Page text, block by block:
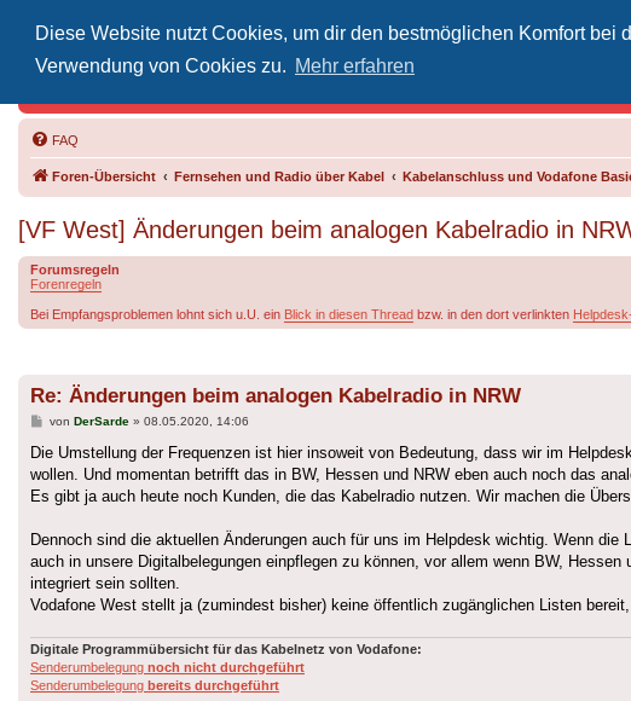
Diese Website nutzt Cookies, um dir den bestmöglichen Komfort
Verwendung von Cookies zu. Mehr erfahren
FAQ
Foren-Übersicht Fernsehen und Radio über Kabel Kabelanschluss und Vodafone
[VF West] Änderungen beim analogen Kabelradio in
Forumsregeln
Forenregeln
Bei Empfangsproblemen lohnt sich u.U. ein Blick in diesen Thread bzw. in den dort verlinkten
Re: Änderungen beim analogen Kabelradio in NRW
Beitrag
von DerSarde» 08.05.2020, 14:06
Die Umstellung der Frequenzen ist hier insoweit von Bedeutung, dass wir im
wollen. Und momentan betrifft das in BW, Hessen und NRW eben auch noch das
Es gibt ja auch heute noch Kunden, die das Kabelradio nutzen. Wir machen die
Dennoch sind die aktuellen Änderungen auch für uns im Helpdesk wichtig. Wenn
auch in unsere Digitalbelegungen einpflegen zu können, vor allem wenn BW,
integriert sein sollten.
Vodafone West stellt ja (zumindest bisher) keine öffentlich zugänglichen Listen
Digitale Programmübersicht für das Kabelnetz von Vodafone:
Senderumbelegung noch nicht durchgeführt
Senderumbelegung bereits durchgeführt